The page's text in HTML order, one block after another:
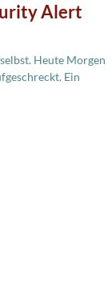
Alert
Heute Morgen
Ein